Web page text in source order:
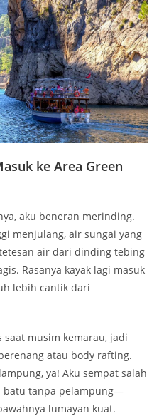
ke Area Green
aku beneran merinding.
menjulang, air sungai yang
air dari dinding tebing
Rasanya kayak lagi masuk
lebih cantik dari
musim kemarau, jadi
atau body rafting.
ya! Aku sempat salah
batu tanpa pelampung—
lumayan kuat.